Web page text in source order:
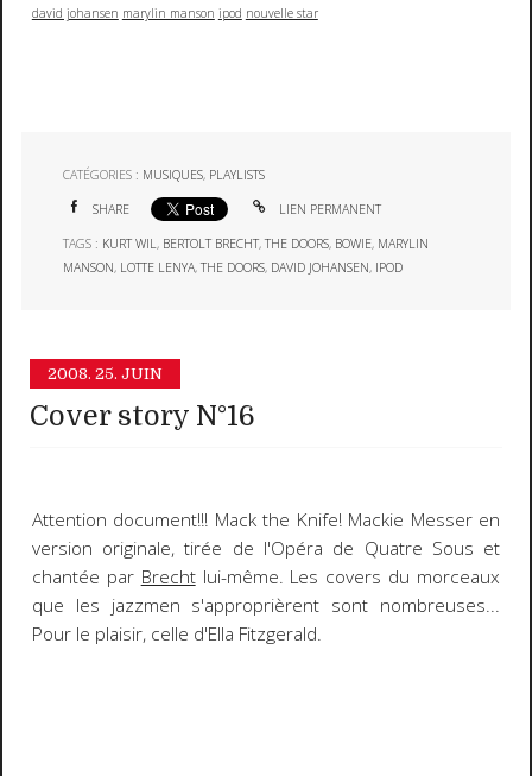
david johansen marylin manson ipod nouvelle star
CATÉGORIES : MUSIQUES, PLAYLISTS
SHARE LIEN PERMANENT
TAGS : KURT WIL , BERTOLT BRECHT,THE DOORS, BOWIE, MARYLIN
MANSON, LOTTE LENYA,THE DOORS, DAVID JOHANSEN, IPOD
2008. 25. JUIN
Cover story N°16
Attention document!!! Mack the Knife! Mackie Messeren
version originale, tirée de l'Opéra de Quatre Sous et
chantée par Brechtlui-même. Les covers du morceaux
que les jazzmen s'approprièrent sont nombreuses...
Pour le plaisir, celle d'Ella Fitzgerald.